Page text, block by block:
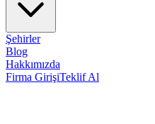
Şehirler
Blog
Hakkımızda
Firma GirişiTeklif Al